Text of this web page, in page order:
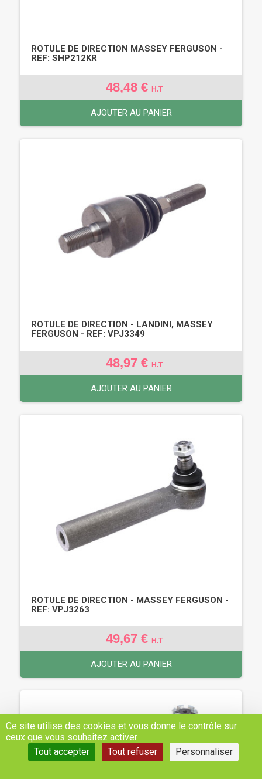
ROTULE DE DIRECTION MASSEY FERGUSON -
REF: SHP212KR
48,48 € H.T
AJOUTER AU PANIER
ROTULE DE DIRECTION - LANDINI, MASSEY
FERGUSON - REF: VPJ3349
48,97 € H.T
AJOUTER AU PANIER
ROTULE DE DIRECTION - MASSEY FERGUSON -
REF: VPJ3263
49,67 € H.T
AJOUTER AU PANIER
Ce site utilise des cookies et vous donne le contrôle sur
ceux que vous souhaitez activer
Tout accepter
Tout refuser Personnaliser